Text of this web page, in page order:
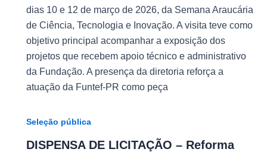
dias 10 e 12 de março de 2026, da Semana Araucária
de Ciência, Tecnologia e Inovação. A visita teve como
objetivo principal acompanhar a exposição dos
projetos que recebem apoio técnico e administrativo
da Fundação. A presença da diretoria reforça a
atuação da Funtef-PR como peça
Seleção pública
DISPENSA DE LICITAÇÃO – Reforma